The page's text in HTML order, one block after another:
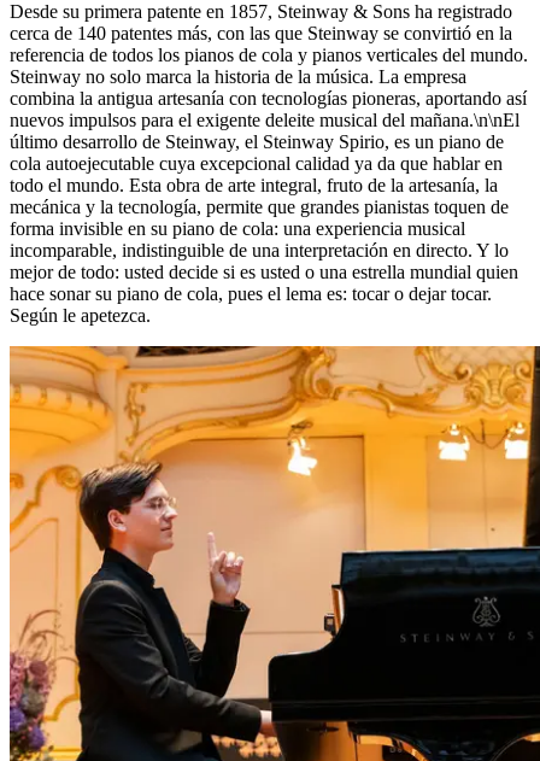
Desde su primera patente en 1857, Steinway ⁠&⁠ Sons ha registrado
cerca de 140 patentes más, con las que Steinway se convirtió en la
referencia de todos los pianos de cola y pianos verticales del mundo.
Steinway no solo marca la historia de la música. La empresa
combina la antigua artesanía con tecnologías pioneras, aportando así
nuevos impulsos para el exigente deleite musical del mañana.\n\nEl
último desarrollo de Steinway, el Steinway Spirio, es un piano de
cola autoejecutable cuya excepcional calidad ya da que hablar en
todo el mundo. Esta obra de arte integral, fruto de la artesanía, la
mecánica y la tecnología, permite que grandes pianistas toquen de
forma invisible en su piano de cola: una experiencia musical
incomparable, indistinguible de una interpretación en directo. Y lo
mejor de todo: usted decide si es usted o una estrella mundial quien
hace sonar su piano de cola, pues el lema es: tocar o dejar tocar.
Según le apetezca.